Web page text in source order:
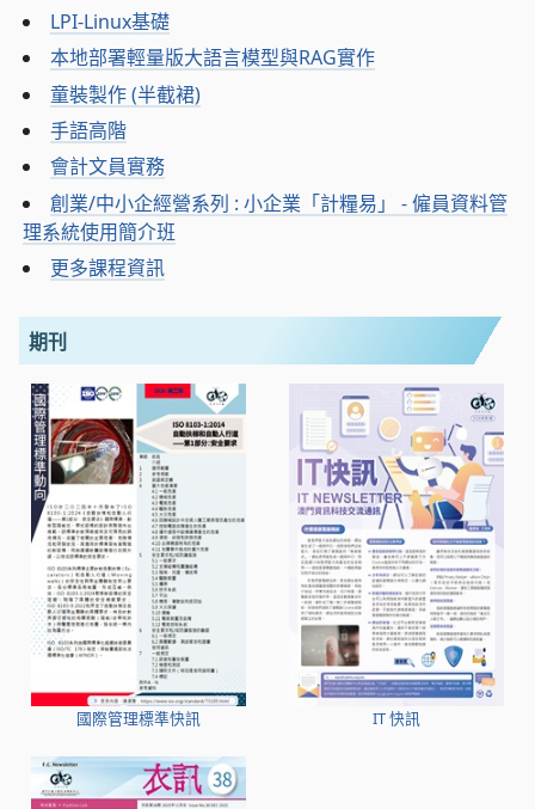
LPI-Linux基礎
本地部署輕量版大語言模型與RAG實作
童裝製作 (半截裙)
手語高階
會計文員實務
創業/中小企經營系列 : 小企業「計糧易」 - 僱員資料管
理系統使用簡介班
更多課程資訊
期刊
國際管理標準快訊 IT 快訊